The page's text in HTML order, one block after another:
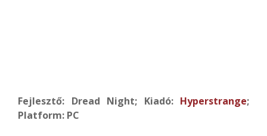
Fejlesztő: Dread Night; Kiadó: Hyperstrange;
Platform: PC